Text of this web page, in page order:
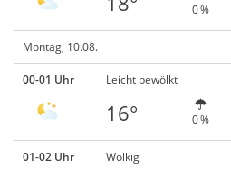
0 %
Montag, 10.08.
00-01 Uhr Leicht bewölkt
16° 0 %
01-02 Uhr Wolkig